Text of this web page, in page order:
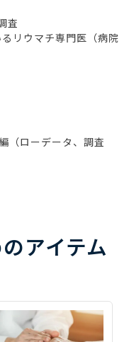
査
リウマチ専門医（病院
（ローデータ、調査
アイテム